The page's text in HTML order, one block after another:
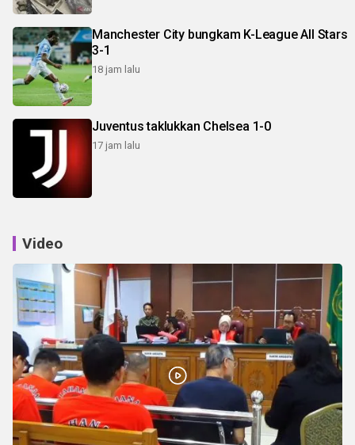
Manchester City bungkam K-League All Stars
3-1
18 jam lalu
Juventus taklukkan Chelsea 1-0
17 jam lalu
Video